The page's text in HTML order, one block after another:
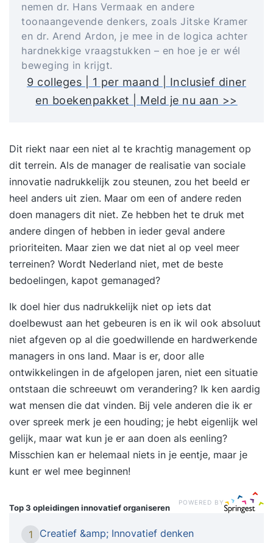
nemen dr. Hans Vermaak en andere
toonaangevende denkers, zoals Jitske Kramer
en dr. Arend Ardon, je mee in de logica achter
hardnekkige vraagstukken – en hoe je er wél
beweging in krijgt.
9 colleges | 1 per maand | Inclusief diner
en boekenpakket | Meld je nu aan >>
Dit riekt naar een niet al te krachtig management op
dit terrein. Als de manager de realisatie van sociale
innovatie nadrukkelijk zou steunen, zou het beeld er
heel anders uit zien. Maar om een of andere reden
doen managers dit niet. Ze hebben het te druk met
andere dingen of hebben in ieder geval andere
prioriteiten. Maar zien we dat niet al op veel meer
terreinen? Wordt Nederland niet, met de beste
bedoelingen, kapot gemanaged?
Ik doel hier dus nadrukkelijk niet op iets dat
doelbewust aan het gebeuren is en ik wil ook absoluut
niet afgeven op al die goedwillende en hardwerkende
managers in ons land. Maar is er, door alle
ontwikkelingen in de afgelopen jaren, niet een situatie
ontstaan die schreeuwt om verandering? Ik ken aardig
wat mensen die dat vinden. Bij vele anderen die ik er
over spreek merk je een houding; je hebt eigenlijk wel
gelijk, maar wat kun je er aan doen als eenling?
Misschien kan er helemaal niets in je eentje, maar je
kunt er wel mee beginnen!
Top 3 opleidingeninnovatief organiseren
POWERED BY
1 Creatief &amp; Innovatief denken